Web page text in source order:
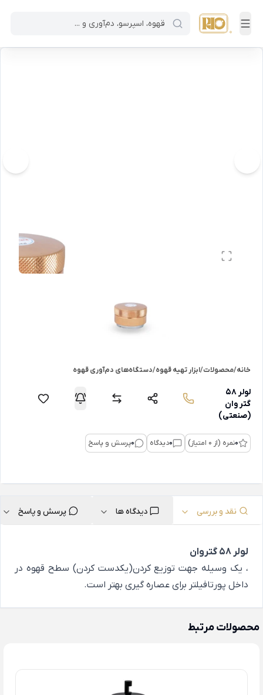
خانه/محصولات/ابزار تهیه قهوه/دستگاه‌های دم‌آوری قهوه
لولر 58
گتر وان
(صنعتی)
0نمره (از 0 امتیاز) 0دیدگاه 0پرسش و پاسخ
نقد و بررسی دیدگاه ها پرسش و پاسخ
لولر 58 گتروان
، یک وسیله جهت توزیع کردن(یکدست کردن) سطح قهوه در
داخل پورتافیلتر برای عصاره گیری بهتر است.
محصولات مرتبط